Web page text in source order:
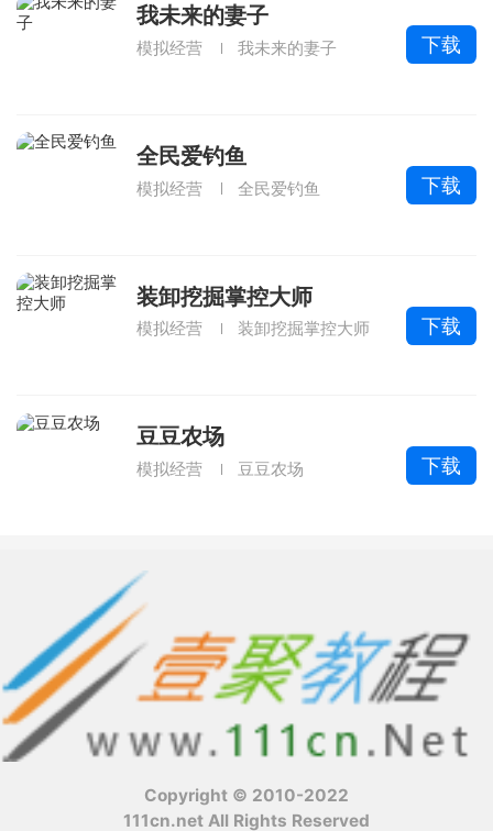
我未来的妻子
模拟经营 我未来的妻子 下载
全民爱钓鱼
模拟经营 全民爱钓鱼 下载
装卸挖掘掌控大师
模拟经营 装卸挖掘掌控大师 下载
豆豆农场
模拟经营 豆豆农场 下载
Copyright © 2010-2022
111cn.net All Rights Reserved